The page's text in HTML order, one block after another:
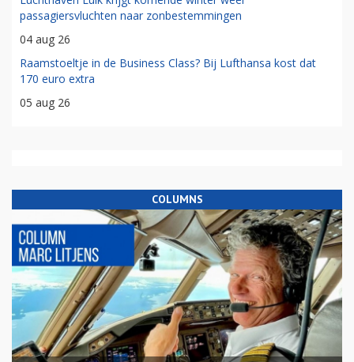
passagiersvluchten naar zonbestemmingen
04 aug 26
Raamstoeltje in de Business Class? Bij Lufthansa kost dat
170 euro extra
05 aug 26
COLUMNS